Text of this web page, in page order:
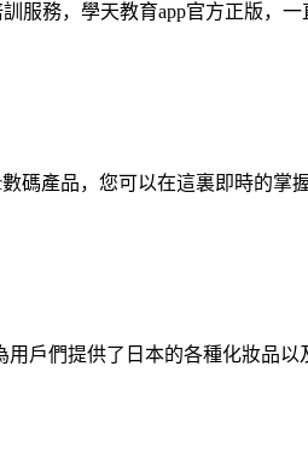
服務，學天教育app官方正版，
碼產品，您可以在這裏即時的掌
戶們提供了日本的各種化妝品